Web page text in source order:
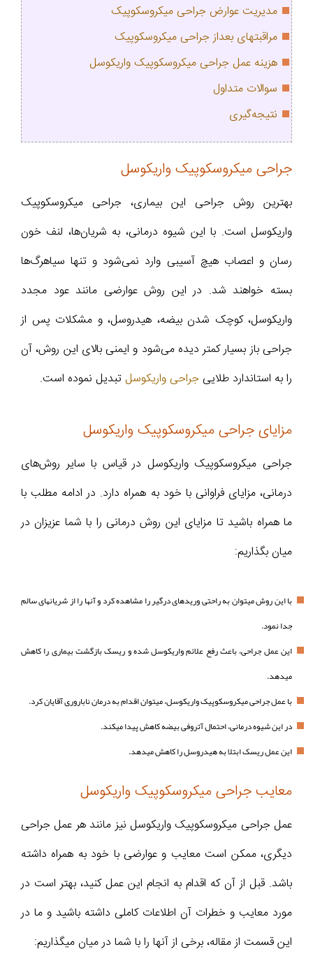
مدیریت عوارض جراحی میکروسکوپیک
مراقبتهای بعداز جراحی میکروسکوپیک
هزینه عمل جراحی میکروسکوپیک واریکوسل
سوالات متداول
نتیجه‌گیری
جراحی میکروسکوپیک واریکوسل
بهترین روش جراحی این بیماری، جراحی میکروسکوپیک
واریکوسل است. با این شیوه درمانی، به شریان‌ها، لنف خون
رسان و اعصاب هیچ آسیبی وارد نمی‌شود و تنها سیاهرگ‌ها
بسته خواهند شد. در این روش عوارضی مانند عود مجدد
واریکوسل، کوچک شدن بیضه، هیدروسل، و مشکلات پس از
جراحی باز بسیار کمتر دیده می‌شود و ایمنی بالای این روش، آن
را به استاندارد طلایی جراحی واریکوسلتبدیل نموده است.
مزایای جراحی میکروسکوپیک واریکوسل
جراحی میکروسکوپیک واریکوسل در قیاس با سایر روش‌‌های
درمانی، مزایای فراوانی با خود به همراه دارد. در ادامه مطلب با
ما همراه باشید تا مزایای این روش درمانی را با شما عزیزان در
میان بگذاریم:
با این روش میتوان به راحتی وریدهای درگیر را مشاهده کرد و آنها را از شریانهای سالم
جدا نمود.
این عمل جراحی، باعث رفع علائم واریکوسل شده و ریسک بازگشت بیماری را کاهش
میدهد.
با عمل جراحی میکروسکوپیک واریکوسل، میتوان اقدام به درمان ناباروری آقایان کرد.
در این شیوه درمانی، احتمال آتروفی بیضه کاهش پیدا میکند.
این عمل ریسک ابتلا به هیدروسل را کاهش میدهد.
معایب جراحی میکروسکوپیک واریکوسل
عمل جراحی میکروسکوپیک واریکوسل نیز مانند هر عمل جراحی
دیگری، ممکن است معایب و عوارضی با خود به همراه داشته
باشد. قبل از آن که اقدام به انجام این عمل کنید، بهتر است در
مورد معایب و خطرات آن اطلاعات کاملی داشته باشید و ما در
این قسمت از مقاله، برخی از آنها را با شما در میان میگذاریم: